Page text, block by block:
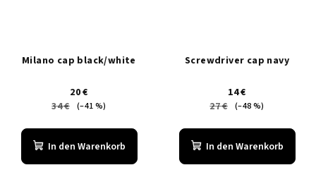
Milano cap black/white
20 €
34 € (–41 %)
In den Warenkorb
Screwdriver cap navy
14 €
27 € (–48 %)
In den Warenkorb